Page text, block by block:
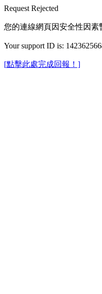
Request Rejected
您的連線網頁因安全性因素
Your support ID is:
[點擊此處完成回報！]